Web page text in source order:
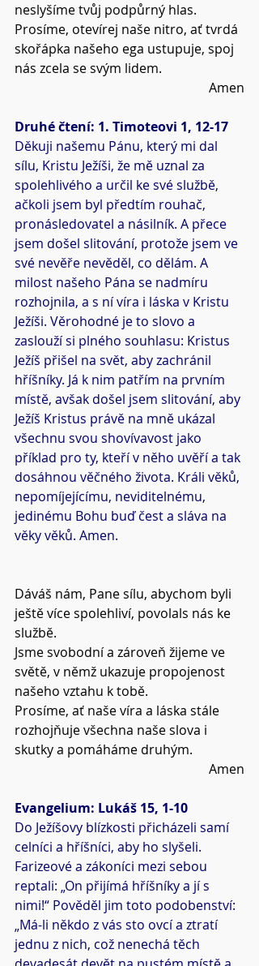
neslyšíme tvůj podpůrný hlas.
Prosíme, otevírej naše nitro, ať tvrdá
skořápka našeho ega ustupuje, spoj
nás zcela se svým lidem.
Amen
Druhé čtení: 1. Timoteovi 1, 12-17
Děkuji našemu Pánu, který mi dal
sílu, Kristu Ježíši, že mě uznal za
spolehlivého a určil ke své službě,
ačkoli jsem byl předtím rouhač,
pronásledovatel a násilník. A přece
jsem došel slitování, protože jsem ve
své nevěře nevěděl, co dělám. A
milost našeho Pána se nadmíru
rozhojnila, a s ní víra i láska v Kristu
Ježíši. Věrohodné je to slovo a
zaslouží si plného souhlasu: Kristus
Ježíš přišel na svět, aby zachránil
hříšníky. Já k nim patřím na prvním
místě, avšak došel jsem slitování, aby
Ježíš Kristus právě na mně ukázal
všechnu svou shovívavost jako
příklad pro ty, kteří v něho uvěří a tak
dosáhnou věčného života. Králi věků,
nepomíjejícímu, neviditelnému,
jedinému Bohu buď čest a sláva na
věky věků. Amen.
Dáváš nám, Pane sílu, abychom byli
ještě více spolehliví, povolals nás ke
službě.
Jsme svobodní a zároveň žijeme ve
světě, v němž ukazuje propojenost
našeho vztahu k tobě.
Prosíme, ať naše víra a láska stále
rozhojňuje všechna naše slova i
skutky a pomáháme druhým.
Amen
Evangelium: Lukáš 15, 1-10
Do Ježíšovy blízkosti přicházeli samí
celníci a hříšníci, aby ho slyšeli.
Farizeové a zákoníci mezi sebou
reptali: „On přijímá hříšníky a jí s
nimi!“ Pověděl jim toto podobenství:
„Má-li někdo z vás sto ovcí a ztratí
jednu z nich, což nenechá těch